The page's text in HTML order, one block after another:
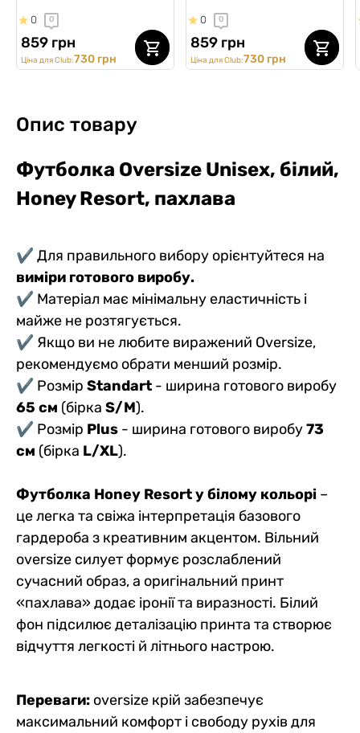
0 0
859 грн
Ціна для Club:730 грн
0 0
859 грн
Ціна для Club:730 грн
Опис товару
Футболка Oversize Unisex, білий,
Honey Resort, пахлава
✔ Для правильного вибору орієнтуйтеся на
виміри готового виробу.
✔ Матеріал має мінімальну еластичність і
майже не розтягується.
✔ Якщо ви не любите виражений Oversize,
рекомендуємо обрати менший розмір.
✔ Розмір Standart - ширина готового виробу
65 см (бірка S/M).
✔ Розмір Plus - ширина готового виробу73
см (бірка L/XL).
Футболка Honey Resort у білому кольорі –
це легка та свіжа інтерпретація базового
гардероба з креативним акцентом. Вільний
oversize силует формує розслаблений
сучасний образ, а оригінальний принт
«пахлава» додає іронії та виразності. Білий
фон підсилює деталізацію принта та створює
відчуття легкості й літнього настрою.
Переваги: oversize крій забезпечує
максимальний комфорт і свободу рухів для